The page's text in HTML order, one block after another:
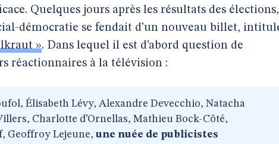
Quelques jours après les résultats des élections,
démocratie se fendait d’un nouveau billet,
». Dans lequel il est d’abord question de
réactionnaires à la télévision :
Élisabeth Lévy, Alexandre Devecchio, Natacha
Charlotte d’Ornellas, Mathieu Bock-Côté,
Geoffroy Lejeune,une nuée de publicistes